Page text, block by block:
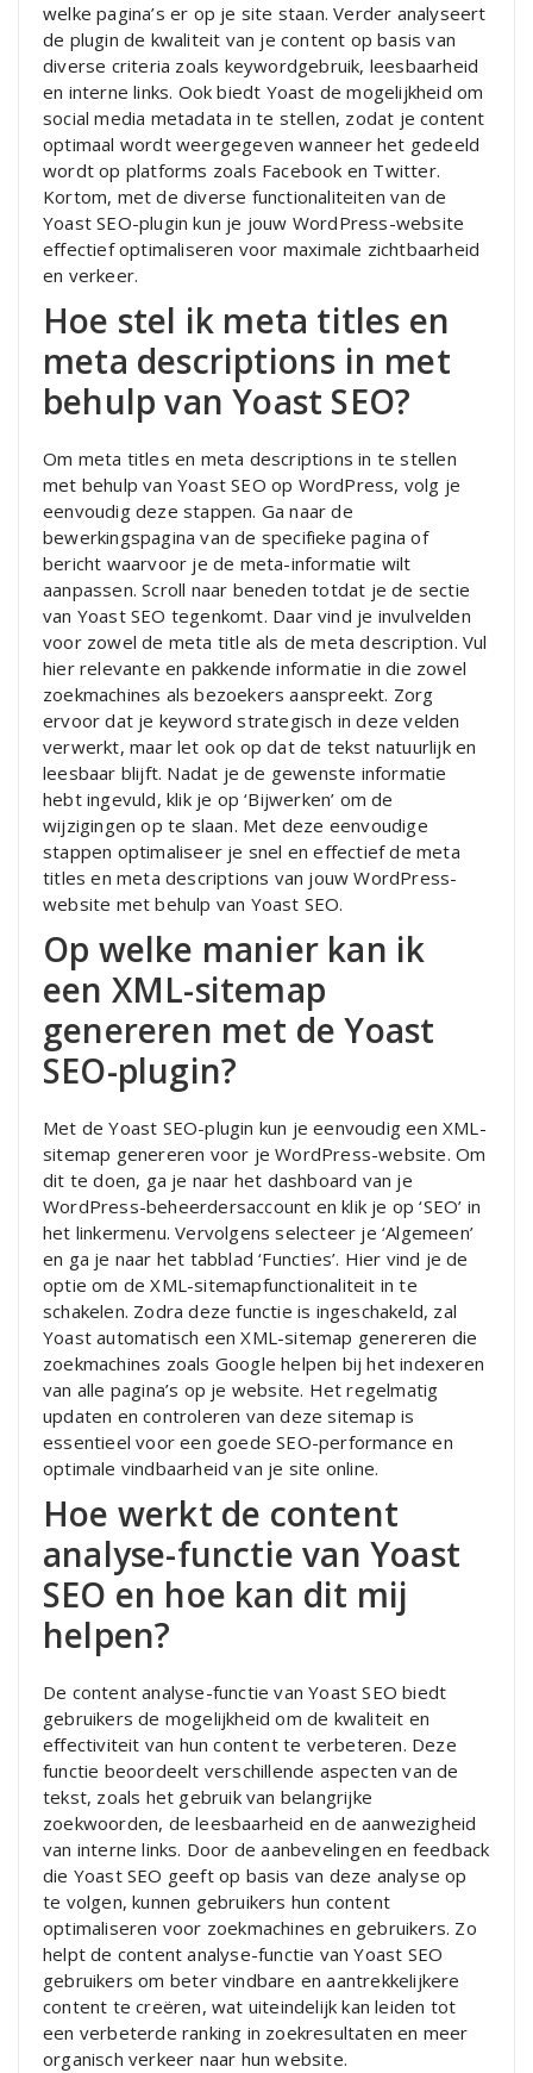
welke pagina’s er op je site staan. Verder analyseert
de plugin de kwaliteit van je content op basis van
diverse criteria zoals keywordgebruik, leesbaarheid
en interne links. Ook biedt Yoast de mogelijkheid om
social media metadata in te stellen, zodat je content
optimaal wordt weergegeven wanneer het gedeeld
wordt op platforms zoals Facebook en Twitter.
Kortom, met de diverse functionaliteiten van de
Yoast SEO-plugin kun je jouw WordPress-website
effectief optimaliseren voor maximale zichtbaarheid
en verkeer.
Hoe stel ik meta titles en
meta descriptions in met
behulp van Yoast SEO?
Om meta titles en meta descriptions in te stellen
met behulp van Yoast SEO op WordPress, volg je
eenvoudig deze stappen. Ga naar de
bewerkingspagina van de specifieke pagina of
bericht waarvoor je de meta-informatie wilt
aanpassen. Scroll naar beneden totdat je de sectie
van Yoast SEO tegenkomt. Daar vind je invulvelden
voor zowel de meta title als de meta description. Vul
hier relevante en pakkende informatie in die zowel
zoekmachines als bezoekers aanspreekt. Zorg
ervoor dat je keyword strategisch in deze velden
verwerkt, maar let ook op dat de tekst natuurlijk en
leesbaar blijft. Nadat je de gewenste informatie
hebt ingevuld, klik je op ‘Bijwerken’ om de
wijzigingen op te slaan. Met deze eenvoudige
stappen optimaliseer je snel en effectief de meta
titles en meta descriptions van jouw WordPress-
website met behulp van Yoast SEO.
Op welke manier kan ik
een XML-sitemap
genereren met de Yoast
SEO-plugin?
Met de Yoast SEO-plugin kun je eenvoudig een XML-
sitemap genereren voor je WordPress-website. Om
dit te doen, ga je naar het dashboard van je
WordPress-beheerdersaccount en klik je op ‘SEO’ in
het linkermenu. Vervolgens selecteer je ‘Algemeen’
en ga je naar het tabblad ‘Functies’. Hier vind je de
optie om de XML-sitemapfunctionaliteit in te
schakelen. Zodra deze functie is ingeschakeld, zal
Yoast automatisch een XML-sitemap genereren die
zoekmachines zoals Google helpen bij het indexeren
van alle pagina’s op je website. Het regelmatig
updaten en controleren van deze sitemap is
essentieel voor een goede SEO-performance en
optimale vindbaarheid van je site online.
Hoe werkt de content
analyse-functie van Yoast
SEO en hoe kan dit mij
helpen?
De content analyse-functie van Yoast SEO biedt
gebruikers de mogelijkheid om de kwaliteit en
effectiviteit van hun content te verbeteren. Deze
functie beoordeelt verschillende aspecten van de
tekst, zoals het gebruik van belangrijke
zoekwoorden, de leesbaarheid en de aanwezigheid
van interne links. Door de aanbevelingen en feedback
die Yoast SEO geeft op basis van deze analyse op
te volgen, kunnen gebruikers hun content
optimaliseren voor zoekmachines en gebruikers. Zo
helpt de content analyse-functie van Yoast SEO
gebruikers om beter vindbare en aantrekkelijkere
content te creëren, wat uiteindelijk kan leiden tot
een verbeterde ranking in zoekresultaten en meer
organisch verkeer naar hun website.